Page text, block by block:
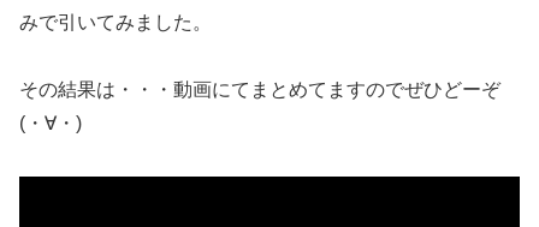
みで引いてみました。
その結果は・・・動画にてまとめてますのでぜひどーぞ
(・∀・)